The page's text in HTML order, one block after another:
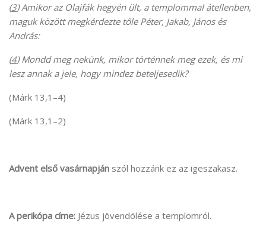
(3) Amikor az Olajfák hegyén ült, a templommal átellenben,
maguk között megkérdezte tőle Péter, Jakab, János és
András:
(4) Mondd meg nekünk, mikor történnek meg ezek, és mi
lesz annak a jele, hogy mindez beteljesedik?
(Márk 13,1–4)
(Márk 13,1–2)
Advent első vasárnapján szól hozzánk ez az igeszakasz.
A perikópa címe: Jézus jövendölése a templomról.